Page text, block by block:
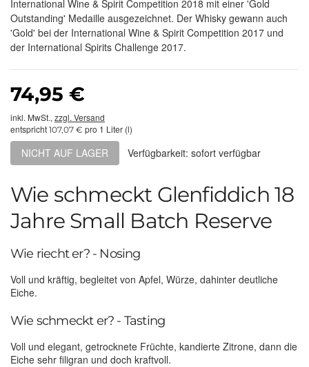
International Wine & Spirit Competition 2018 mit einer 'Gold
Outstanding' Medaille ausgezeichnet. Der Whisky gewann auch
'Gold' bei der International Wine & Spirit Competition 2017 und
der International Spirits Challenge 2017.
74,95 €
inkl. MwSt., zzgl. Versand
entspricht 107,07 € pro 1 Liter (l)
NICHT AUF LAGER Verfügbarkeit: sofort verfügbar
Wie schmeckt Glenfiddich 18
Jahre Small Batch Reserve
Wie riecht er? - Nosing
Voll und kräftig, begleitet von Apfel, Würze, dahinter deutliche
Eiche.
Wie schmeckt er? - Tasting
Voll und elegant, getrocknete Früchte, kandierte Zitrone, dann die
Eiche sehr filigran und doch kraftvoll.